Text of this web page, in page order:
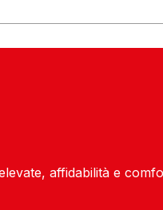
affidabilità e